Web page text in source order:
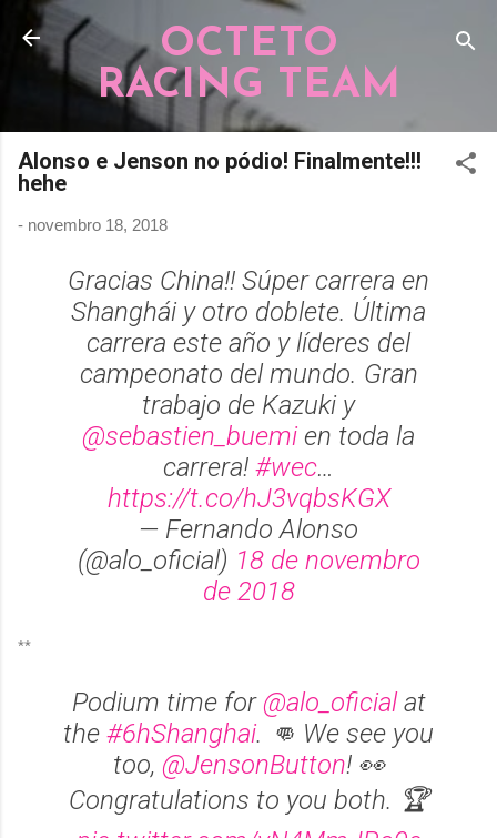
Pular para o conteúdo principal
OCTETO
RACING TEAM
Alonso e Jenson no pódio! Finalmente!!!
hehe
- novembro 18, 2018
Gracias China!! Súper carrera en
Shanghái y otro doblete. Última
carrera este año y líderes del
campeonato del mundo. Gran
trabajo de Kazuki y
@sebastien_buemi en toda la
carrera! #wec…
https://t.co/hJ3vqbsKGX
— Fernando Alonso
(@alo_oficial) 18 de novembro
de 2018
**
Podium time for@alo_oficialat
the #6hShanghai. 👊 We see you
too, @JensonButton! 👀
Congratulations to you both. 🏆